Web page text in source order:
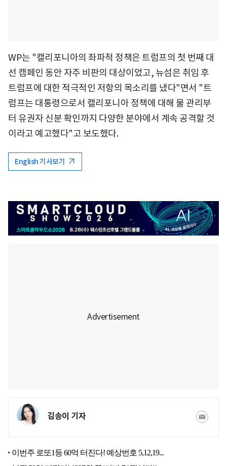
WP는 "캘리포니아의 좌파적 정책은 트럼프의 첫 번째 대
선 캠페인 동안 자주 비판의 대상이었고, 뉴섬은 취임 후
트럼프에 대한 적극적인 저항의 목소리를 냈다"면서 "트
럼프는 대통령으로서 캘리포니아 정책에 대해 물 관리부
터 유권자 신분 확인까지 다양한 분야에서 계속 공격할 것
이라고 예고했다"고 보도했다.
English 기사보기
김송이 기자